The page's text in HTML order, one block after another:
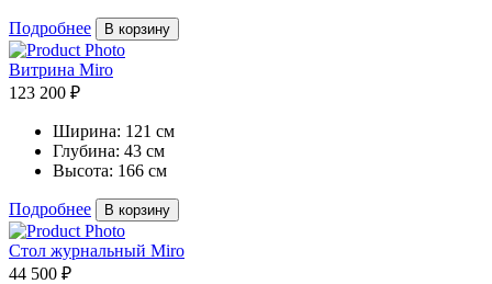
Подробнее В корзину
Витрина Miro
123 200 ₽
Ширина: 121 см
Глубина: 43 см
Высота: 166 см
Подробнее В корзину
Стол журнальный Miro
44 500 ₽